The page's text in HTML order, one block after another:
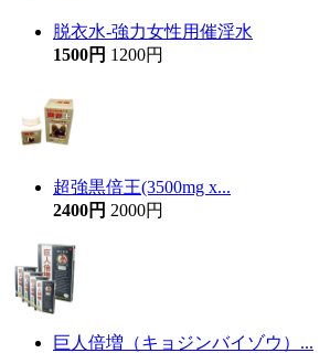
脱衣水-強力女性用催淫水
1500円 1200円
超強黒倍王(3500mg x...
2400円 2000円
巨人倍増（キョジンバイゾウ）...